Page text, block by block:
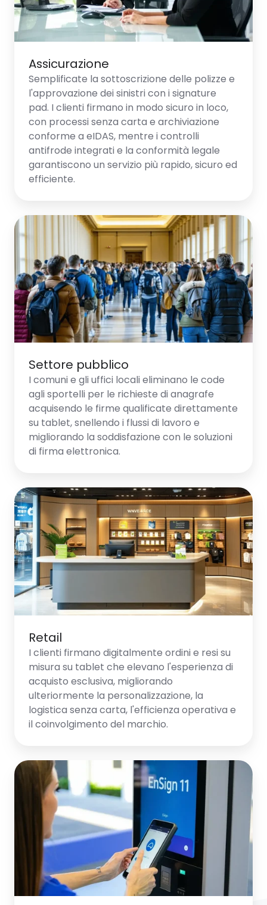
Assicurazione
Semplificate la sottoscrizione delle polizze e
l'approvazione dei sinistri con i signature
pad. I clienti firmano in modo sicuro in loco,
con processi senza carta e archiviazione
conforme a eIDAS, mentre i controlli
antifrode integrati e la conformità legale
garantiscono un servizio più rapido, sicuro ed
efficiente.
Settore pubblico
I comuni e gli uffici locali eliminano le code
agli sportelli per le richieste di anagrafe
acquisendo le firme qualificate direttamente
su tablet, snellendo i flussi di lavoro e
migliorando la soddisfazione con le soluzioni
di firma elettronica.
Retail
I clienti firmano digitalmente ordini e resi su
misura su tablet che elevano l'esperienza di
acquisto esclusiva, migliorando
ulteriormente la personalizzazione, la
logistica senza carta, l'efficienza operativa e
il coinvolgimento del marchio.
Retail
Telecomunicazioni